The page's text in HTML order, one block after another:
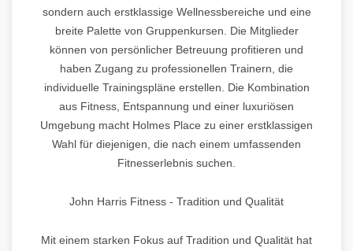
sondern auch erstklassige Wellnessbereiche und eine
breite Palette von Gruppenkursen. Die Mitglieder
können von persönlicher Betreuung profitieren und
haben Zugang zu professionellen Trainern, die
individuelle Trainingspläne erstellen. Die Kombination
aus Fitness, Entspannung und einer luxuriösen
Umgebung macht Holmes Place zu einer erstklassigen
Wahl für diejenigen, die nach einem umfassenden
Fitnesserlebnis suchen.
John Harris Fitness - Tradition und Qualität
Mit einem starken Fokus auf Tradition und Qualität hat